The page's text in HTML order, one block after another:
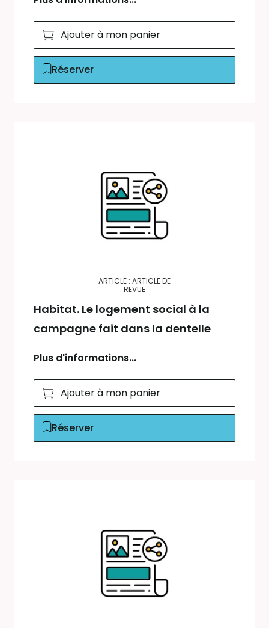
Ajouter à mon panier
Réserver
ARTICLE : ARTICLE DE
REVUE
Habitat. Le logement social à la
campagne fait dans la dentelle
Plus d'informations...
Ajouter à mon panier
Réserver